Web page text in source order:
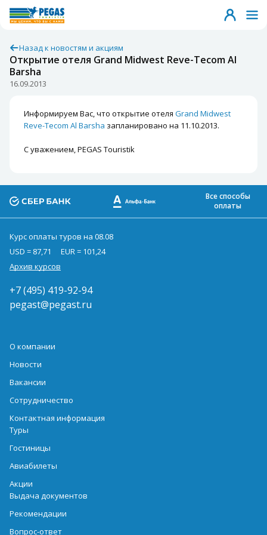
Назад к новостям и акциям
Открытие отеля Grand Midwest Reve-Tecom Al
Barsha
16.09.2013
Информируем Вас, что открытие отеля Grand Midwest
Reve-Tecom Al Barsha запланировано на 11.10.2013.
С уважением, PEGAS Touristik
Все способы
оплаты
Курс оплаты туров на 08.08
USD = 87,71
EUR = 101,24
Архив курсов
+7 (495) 419-92-94
pegast@pegast.ru
О компании
Новости
Вакансии
Сотрудничество
Контактная информация
Туры
Гостиницы
Авиабилеты
Акции
Выдача документов
Рекомендации
Вопрос-ответ